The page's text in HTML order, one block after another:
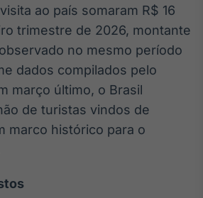
ao país somaram R$ 16
trimestre de 2026, montante
no mesmo período
dados compilados pelo
março último, o Brasil
de turistas vindos de
marco histórico para o